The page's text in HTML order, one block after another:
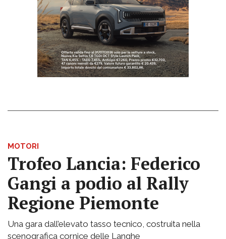
MOTORI
Trofeo Lancia: Federico
Gangi a podio al Rally
Regione Piemonte
Una gara dall’elevato tasso tecnico, costruita nella
scenografica cornice delle Langhe